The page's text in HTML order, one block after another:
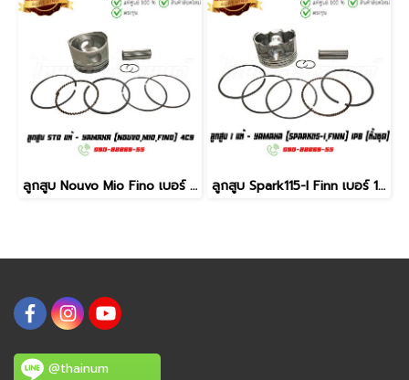
ลูกสูบ Nouvo Mio Fino เบอร์ STD แท้ศูนย์ ยี่ห้อ Yamaha (DR11-41) ลูกสูบ Spark115-I Finn เบอร์ 1 (ทั้งชุด) แท้ศูนย์ ยี่ห้อ Yamaha (DR15-58) By ไทยนำอะไหล่ยนต์
@thainum